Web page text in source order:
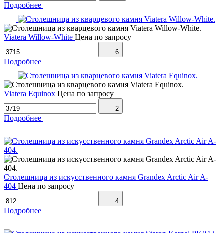
Подробнее
Viatera Willow-White Цена по запросу
6
Подробнее
Viatera Equinox Цена по запросу
2
Подробнее
Столешница из искусственного камня Grandex Arctic Air A-
404 Цена по запросу
4
Подробнее